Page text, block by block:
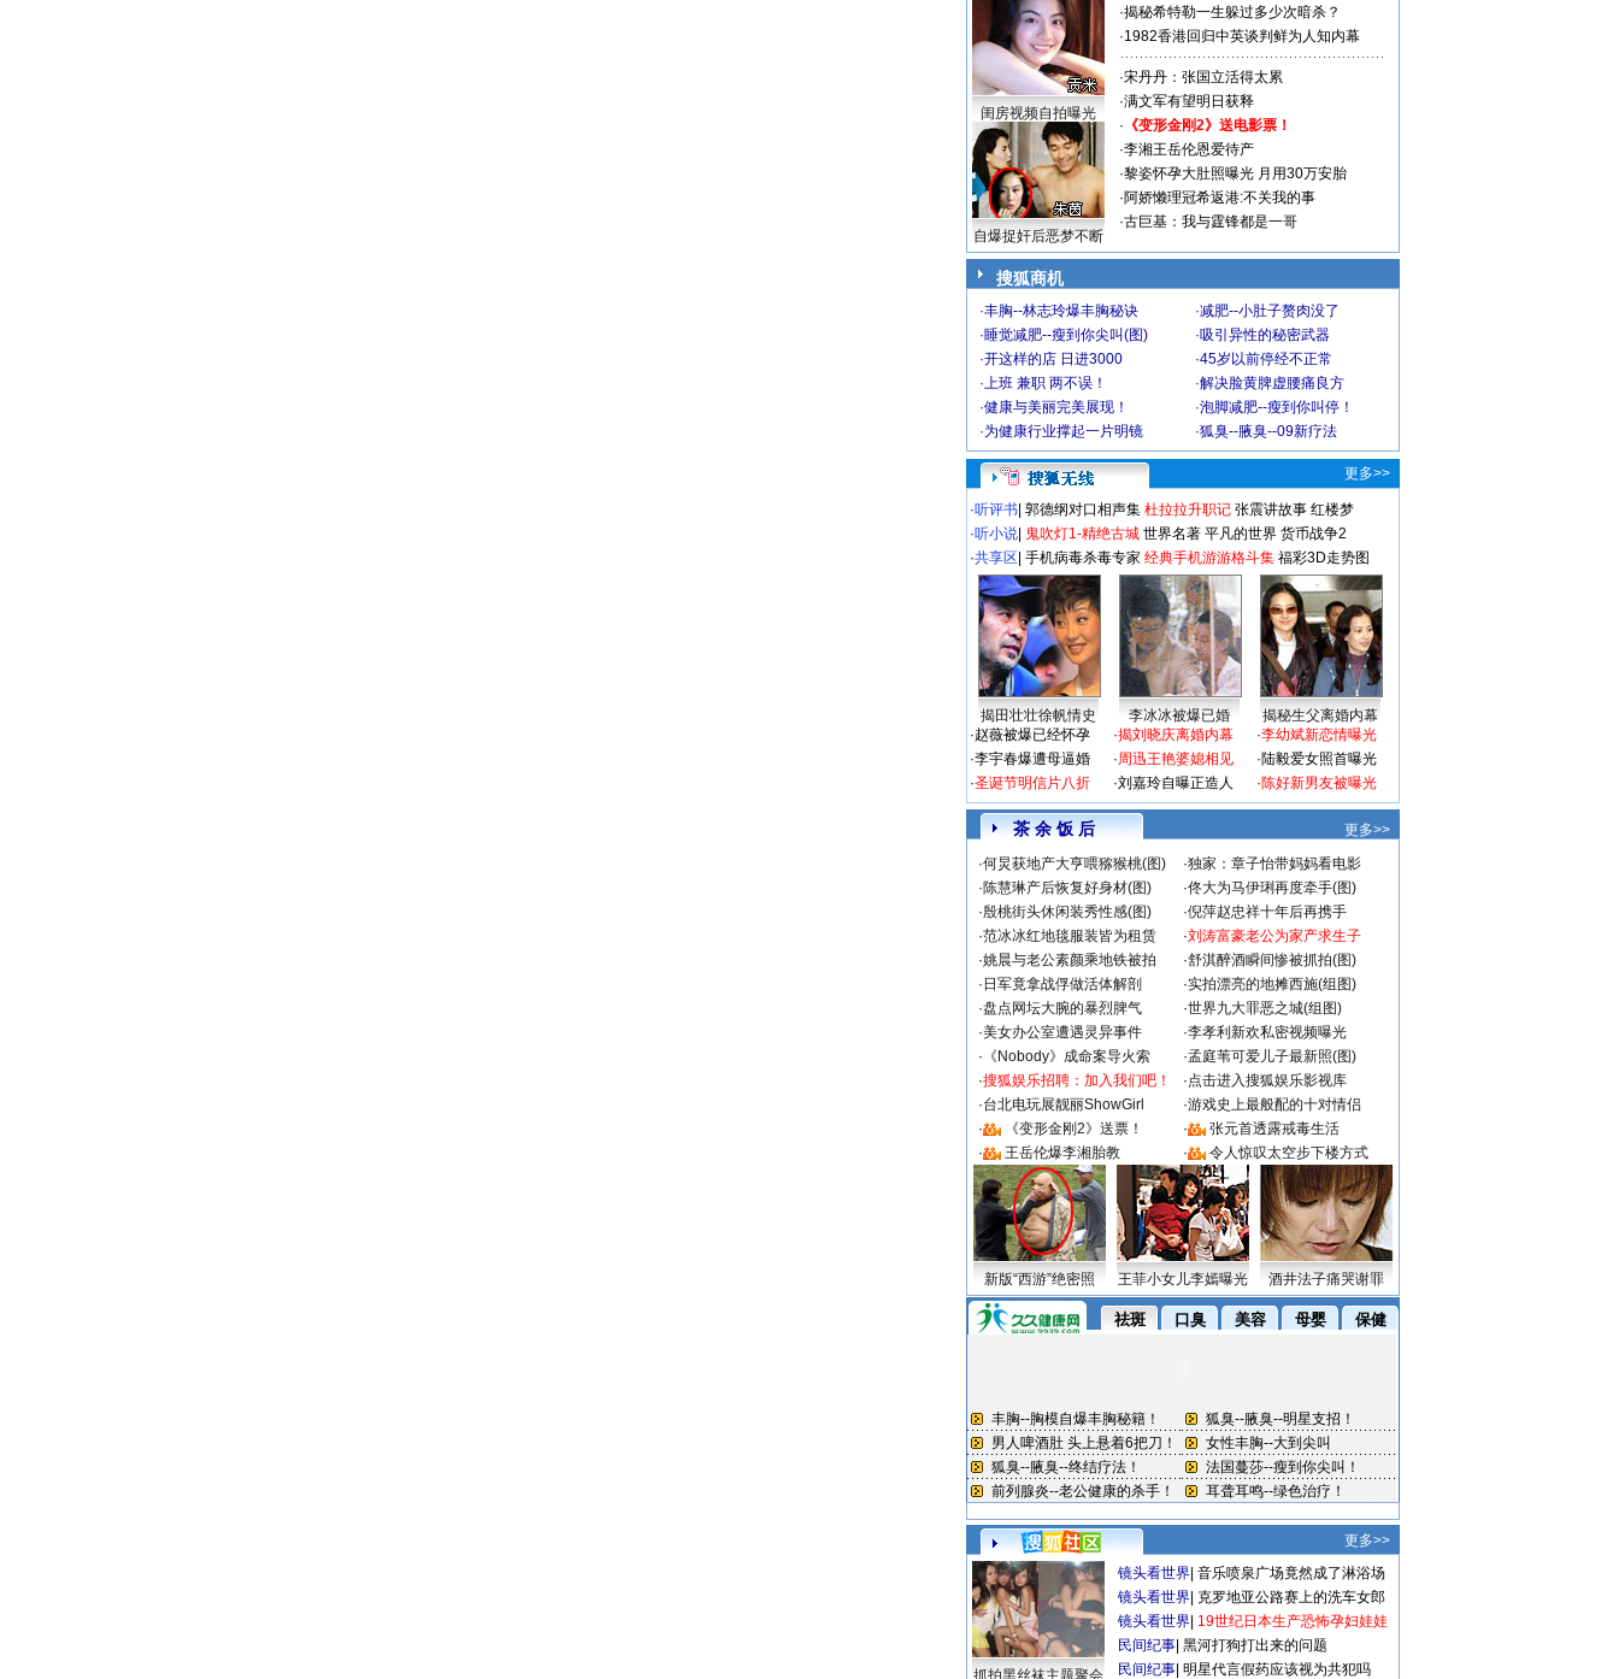
闺房视频自拍曝光
自爆捉奸后恶梦不断
·揭秘希特勒一生躲过多少次暗杀？
·1982香港回归中英谈判鲜为人知内幕
·宋丹丹：张国立活得太累
·满文军有望明日获释
· 《变形金刚2》送电影票！
·李湘王岳伦恩爱待产
·黎姿怀孕大肚照曝光 月用30万安胎
·阿娇懒理冠希返港:不关我的事
·古巨基：我与霆锋都是一哥
搜狐商机
·丰胸--林志玲爆丰胸秘诀 ·减肥--小肚子赘肉没了
·睡觉减肥--瘦到你尖叫(图) ·吸引异性的秘密武器
·开这样的店 日进3000 ·45岁以前停经不正常
·上班 兼职 两不误！ ·解决脸黄脾虚腰痛良方
·健康与美丽完美展现！ ·泡脚减肥--瘦到你叫停！
·为健康行业撑起一片明镜 ·狐臭--腋臭--09新疗法
更多>>
·听评书 郭德纲对口相声集 杜拉拉升职记 张震讲故事 红楼梦
·听小说 鬼吹灯1-精绝古城 世界名著 平凡的世界 货币战争2
·共享区 手机病毒杀毒专家 经典手机游游格斗集 福彩3D走势图
揭田壮壮徐帆情史 李冰冰被爆已婚
揭秘生父离婚内幕
·赵薇被爆已经怀孕
·李宇春爆遭母逼婚
·圣诞节明信片八折
·揭刘晓庆离婚内幕
·周迅王艳婆媳相见
·刘嘉玲自曝正造人
·李幼斌新恋情曝光
·陆毅爱女照首曝光
·陈好新男友被曝光
茶 余 饭 后
更多>>
·何炅获地产大亨喂猕猴桃(图) ·独家：章子怡带妈妈看电影
·陈慧琳产后恢复好身材(图) ·佟大为马伊琍再度牵手(图)
·殷桃街头休闲装秀性感(图) ·倪萍赵忠祥十年后再携手
·范冰冰红地毯服装皆为租赁 ·刘涛富豪老公为家产求生子
·姚晨与老公素颜乘地铁被拍 ·舒淇醉酒瞬间惨被抓拍(图)
· 日军竟拿战俘做活体解剖 ·实拍漂亮的地摊西施(组图)
·盘点网坛大腕的暴烈脾气 ·世界九大罪恶之城(组图)
·美女办公室遭遇灵异事件 ·李孝利新欢私密视频曝光
· 《Nobody》成命案导火索 ·孟庭苇可爱儿子最新照(图)
·搜狐娱乐招聘：加入我们吧！ ·点击进入搜狐娱乐影视库
·台北电玩展靓丽ShowGirl ·游戏史上最般配的十对情侣
·
《变形金刚2》送票！ ·
张元首透露戒毒生活
·
王岳伦爆李湘胎教 · 令人惊叹太空步下楼方式
新版“西游”绝密照 王菲小女儿李嫣曝光 酒井法子痛哭谢罪
更多>>
抓拍黑丝袜主题聚会
镜头看世界 音乐喷泉广场竟然成了淋浴场
镜头看世界 克罗地亚公路赛上的洗车女郎
镜头看世界 19世纪日本生产恐怖孕妇娃娃
民间纪事 黑河打狗打出来的问题
民间纪事 明星代言假药应该视为共犯吗